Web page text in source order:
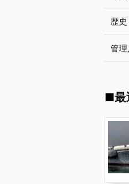
歴
管
■最